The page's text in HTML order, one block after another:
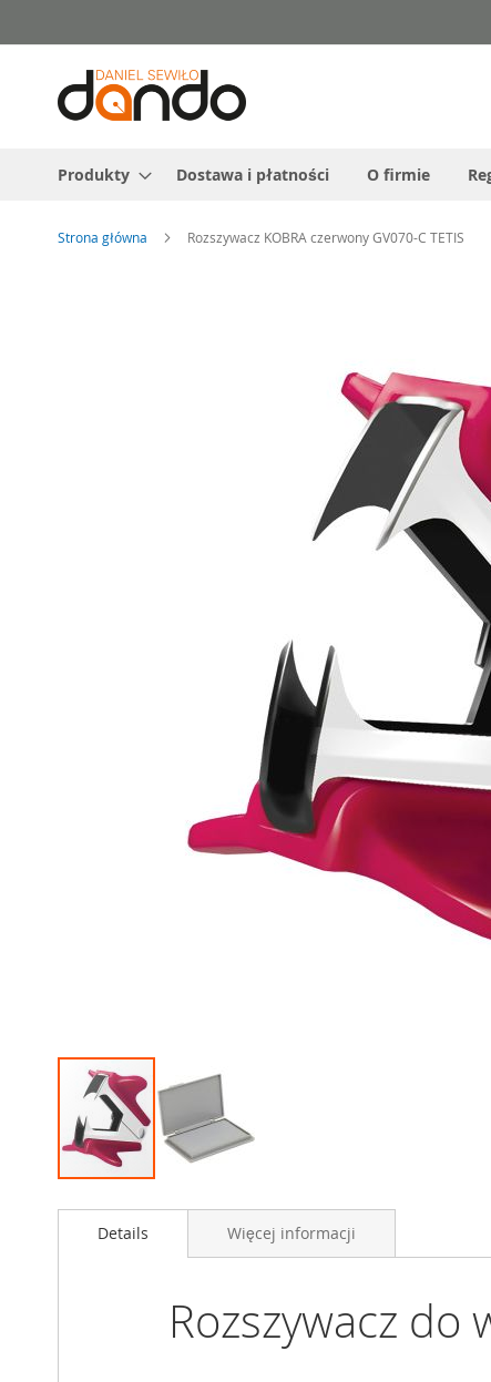
do
treści
Produkty Dostawa i płatności O firmie
Strona główna Rozszywacz KOBRA czerwony GV070-C TETIS
na
początekDetails
Rozszywacz do
Więcej informacji